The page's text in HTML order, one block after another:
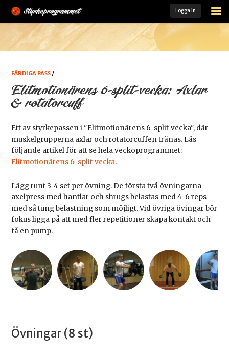
Logga in
STARTSIDA
ÖVNINGSARKIV
FÄRDIGA PASS
MINA PASS
KOST- OCH TRÄNINGSGUIDE
LADDA HEM VÅR APP
MEDLEM
FÄRDIGA PASS /
Elitmotionärens 6-split-vecka: Axlar
& rotatorcuff
Ett av styrkepassen i "Elitmotionärens 6-split-vecka", där
muskelgrupperna axlar och rotatorcuffen tränas. Läs
följande artikel för att se hela veckoprogrammet:
Elitmotionärens 6-split-vecka.
Lägg runt 3-4 set per övning. De första två övningarna
axelpress med hantlar och shrugs belastas med 4-6 reps
med så tung belastning som möjligt. Vid övriga övingar bör
fokus ligga på att med fler repetitioner skapa kontakt och
få en pump.
Övningar (8 st)